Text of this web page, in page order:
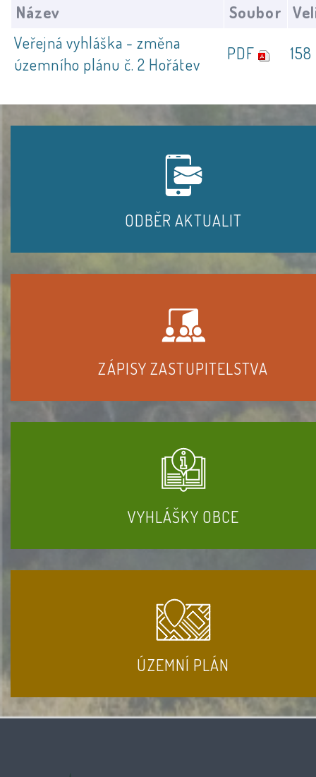
Název Soubor
Veřejná vyhláška - změna
územního plánu č. 2 Hořátev
PDF
ODBĚR AKTUALIT
ZÁPISY ZASTUPITELSTVA
VYHLÁŠKY OBCE
ÚZEMNÍ PLÁN